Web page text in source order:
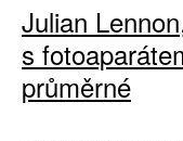
Julian
s
průměrné